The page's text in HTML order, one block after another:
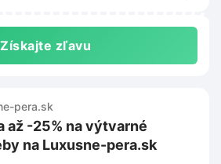
Získajte zľavu
pera.sk
až -25% na výtvarné
na Luxusne-pera.sk